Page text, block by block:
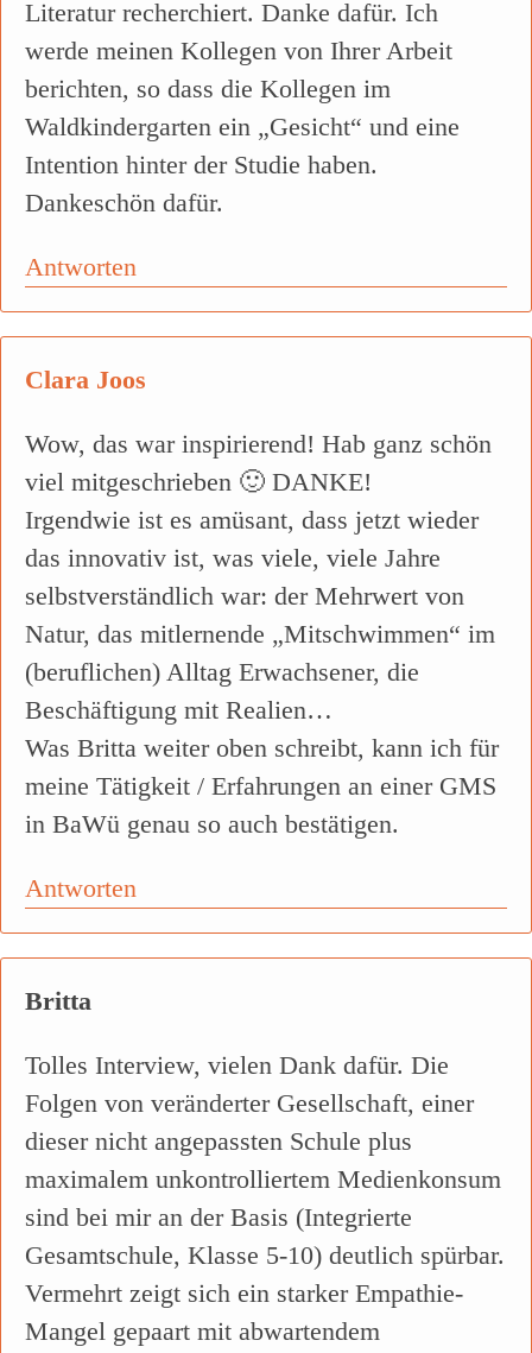
Literatur recherchiert. Danke dafür. Ich
werde meinen Kollegen von Ihrer Arbeit
berichten, so dass die Kollegen im
Waldkindergarten ein „Gesicht“ und eine
Intention hinter der Studie haben.
Dankeschön dafür.
Antworten
Clara Joos
Wow, das war inspirierend! Hab ganz schön
viel mitgeschrieben 🙂 DANKE!
Irgendwie ist es amüsant, dass jetzt wieder
das innovativ ist, was viele, viele Jahre
selbstverständlich war: der Mehrwert von
Natur, das mitlernende „Mitschwimmen“ im
(beruflichen) Alltag Erwachsener, die
Beschäftigung mit Realien…
Was Britta weiter oben schreibt, kann ich für
meine Tätigkeit / Erfahrungen an einer GMS
in BaWü genau so auch bestätigen.
Antworten
Britta
Tolles Interview, vielen Dank dafür. Die
Folgen von veränderter Gesellschaft, einer
dieser nicht angepassten Schule plus
maximalem unkontrolliertem Medienkonsum
sind bei mir an der Basis (Integrierte
Gesamtschule, Klasse 5-10) deutlich spürbar.
Vermehrt zeigt sich ein starker Empathie-
Mangel gepaart mit abwartendem